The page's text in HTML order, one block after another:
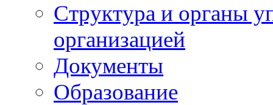
Структура и органы
организацией
Документы
Образование